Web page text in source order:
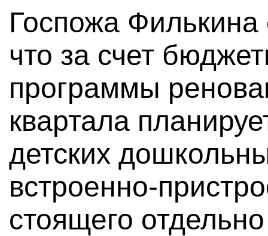
Госпожа
что за счет
программы
квартала
детских
встроенно-
стоящего